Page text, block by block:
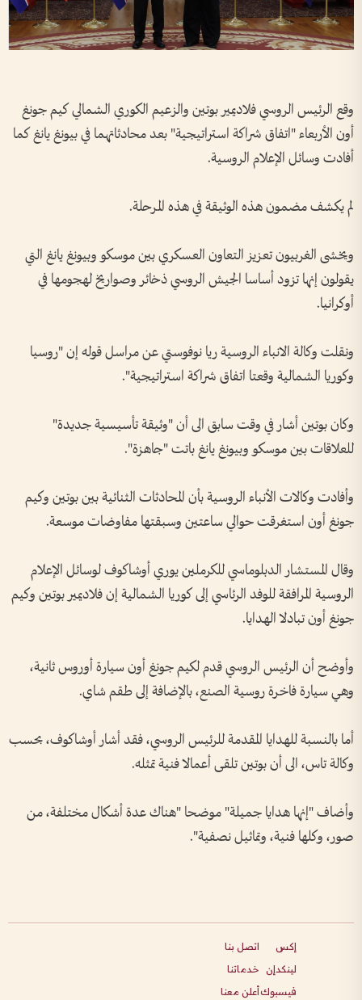
وقع الرئيس الروسي فلاديمير بوتين والزعيم الكوري الشمالي كيم جونغ
أون الأربعاء "اتفاق شراكة استراتيجية" بعد محادثاتهما في بيونغ يانغ كما
أفادت وسائل الإعلام الروسية.
لم يكشف مضمون هذه الوثيقة في هذه المرحلة.
ويخشى الغربيون تعزيز التعاون العسكري بين موسكو وبيونغ يانغ التي
يقولون إنها تزود أساسا الجيش الروسي ذخائر وصواريخ لهجومها في
أوكرانيا.
ونقلت وكالة الانباء الروسية ريا نوفوستي عن مراسل قوله إن "روسيا
وكوريا الشمالية وقعتا اتفاق شراكة استراتيجية".
وكان بوتين أشار في وقت سابق الى أن "وثيقة تأسيسية جديدة"
للعلاقات بين موسكو وبيونغ يانغ باتت "جاهزة".
وأفادت وكالات الأنباء الروسية بأن المحادثات الثنائية بين بوتين وكيم
جونغ أون استغرقت حوالي ساعتين وسبقتها مفاوضات موسعة.
وقال المستشار الدبلوماسي للكرملين يوري أوشاكوف لوسائل الإعلام
الروسية المرافقة للوفد الرئاسي إلى كوريا الشمالية إن فلاديمير بوتين وكيم
جونغ أون تبادلا الهدايا.
وأوضح أن الرئيس الروسي قدم لكيم جونغ أون سيارة أوروس ثانية،
وهي سيارة فاخرة روسية الصنع، بالإضافة إلى طقم شاي.
أما بالنسبة للهدايا المقدمة للرئيس الروسي، فقد أشار أوشاكوف، بحسب
وكالة تاس، الى أن بوتين تلقى أعمالا فنية تمثله.
وأضاف "إنها هدايا جميلة" موضحا "هناك عدة أشكال مختلفة، من
صور، وكلها فنية، وتماثيل نصفية".
إكس
لينكدإن
فيسبوك
اتصل بنا
خدماتنا
أعلن معنا